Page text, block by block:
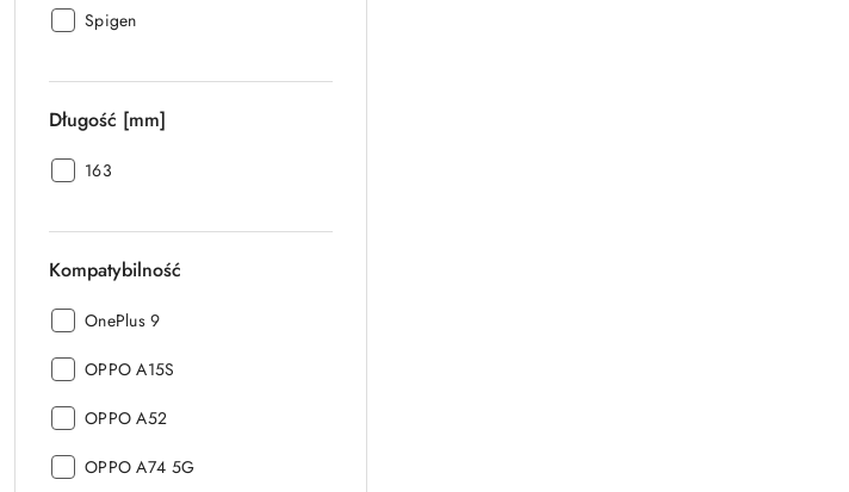
Producent:
Spigen
Długość [mm]
Długość
163
Kompatybilność
Kompatybilność:
OnePlus 9
Kompatybilność:
OPPO A15S
Kompatybilność:
OPPO A52
Kompatybilność:
OPPO A74 5G